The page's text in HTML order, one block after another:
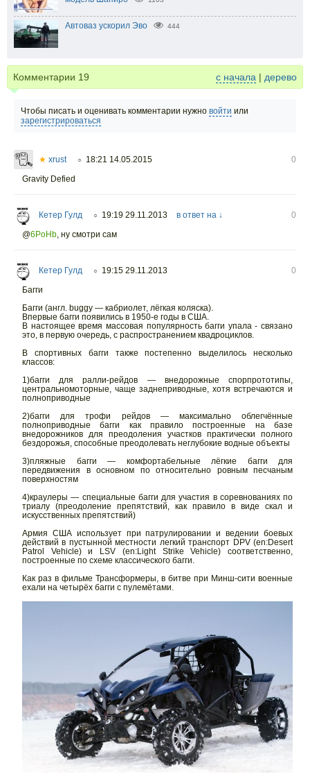
Автоваз ускорил Эво 444
Комментарии 19 с начала | дерево
Чтобы писать и оценивать комментарии нужно войти или
зарегистрироваться
★ xrust ○ 18:21 14.05.2015
0
Gravity Defied
Кетер Гулд ○ 19:19 29.11.2013 в ответ на ↓
0
@6PoHb ну смотри сам
Кетер Гулд ○ 19:15 29.11.2013
0
Багги
Багги (англ. buggy — кабриолет, лёгкая коляска).
Впервые багги появились в 1950-е годы в США.
В настоящее время массовая популярность багги упала - связано
это, в первую очередь, с распространением квадроциклов.
В спортивных багги также постепенно выделилось несколько
классов:
1)багги для ралли-рейдов — внедорожные спорпрототипы,
центральномоторные, чаще заднеприводные, хотя встречаются и
полноприводные
2)багги для трофи рейдов — максимально облегчённые
полноприводные багги как правило построенные на базе
внедорожников для преодоления участков практически полного
бездорожья, способные преодолевать неглубокие водные объекты
3)пляжные багги — комфортабельные лёгкие багги для
передвижения в основном по относительно ровным песчаным
поверхностям
4)краулеры — специальные багги для участия в соревнованиях по
триалу (преодоление препятствий, как правило в виде скал и
искусственных препятствий)
Армия США использует при патрулировании и ведении боевых
действий в пустынной местности легкий транспорт DPV (en:Desert
Patrol Vehicle) и LSV (en:Light Strike Vehicle) соответственно,
построенные по схеме классического багги.
Как раз в фильме Трансформеры, в битве при Минш-сити военные
ехали на четырёх багги с пулемётами.